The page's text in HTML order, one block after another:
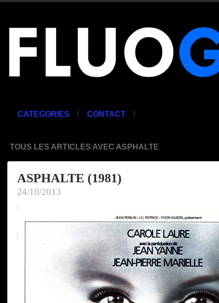
CATEGORIES | CONTACT |
TOUS LES ARTICLES AVEC ASPHALTE
ASPHALTE (1981)
24/10/2013